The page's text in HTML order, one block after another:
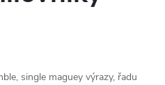
single maguey výrazy, řadu